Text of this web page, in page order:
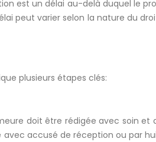
est un délai au-delà duquel le
peut varier selon la nature du
plusieurs étapes clés:
doit être rédigée avec soin et
accusé de réception ou par